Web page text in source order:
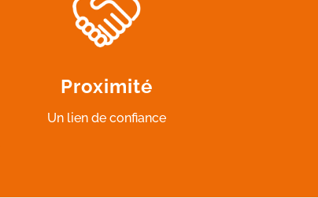
Proximité
Un lien de confiance